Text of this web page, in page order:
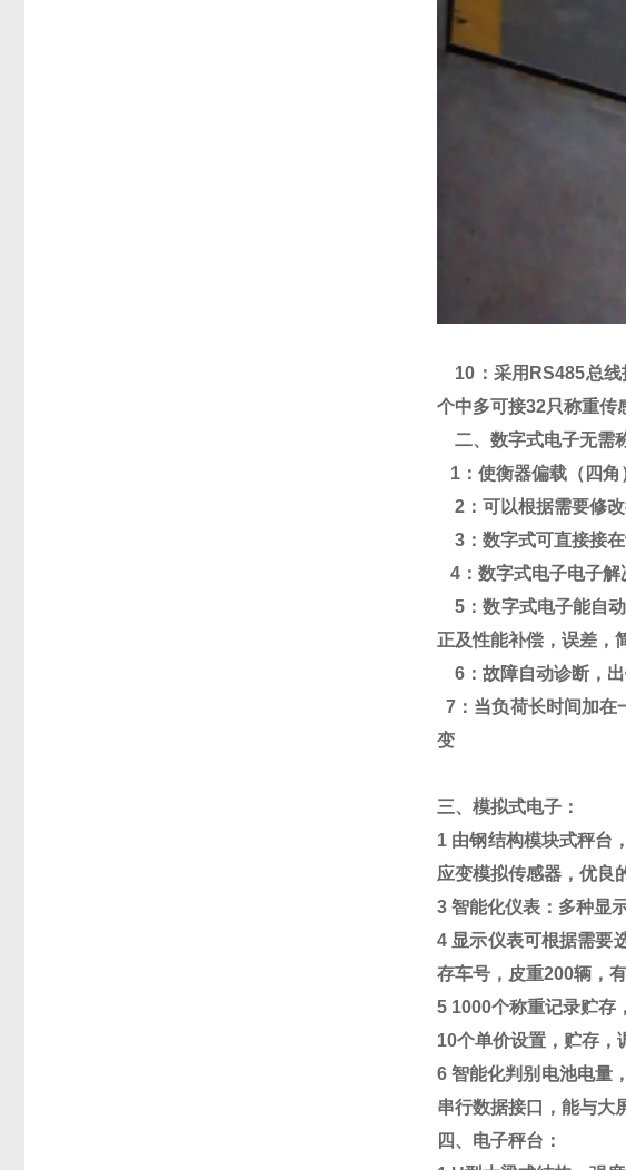
10 ：采用 RS485总
个中多可接32只称重传
二、数字式电子无需
1 ：使衡器偏载（四角
2 ：可以根据需要修
3 ：数字式可直接接
4 ：数字式电子电子
5 ：数字式电子能自
正及性能补偿，误差，
6 ：故障自动诊断，
7 ： 当负荷长时间加在
变
三、模拟式电子：
1 由钢结构模块式秤台
应变模拟传感器，优良
3智能化仪表：多种显
4 显示仪表可根据需要
存车号，皮重200辆，
5 1000个称重记录贮存
10个单价设置，贮存，
6智能化判别电池电量
串行数据接口，能与大
四、电子秤台：